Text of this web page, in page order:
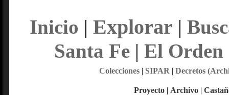
Inicio | Explorar |
Santa Fe| El Orden
Colecciones| SIPAR | Decretos
Proyecto | Archivo |